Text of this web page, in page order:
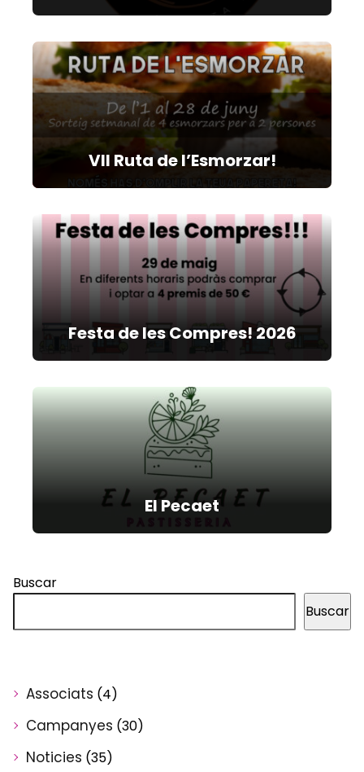
VII Ruta de l’Esmorzar!
Festa de les Compres! 2026
El Pecaet
Buscar
Buscar
Associats (4)
Campanyes (30)
Noticies (35)